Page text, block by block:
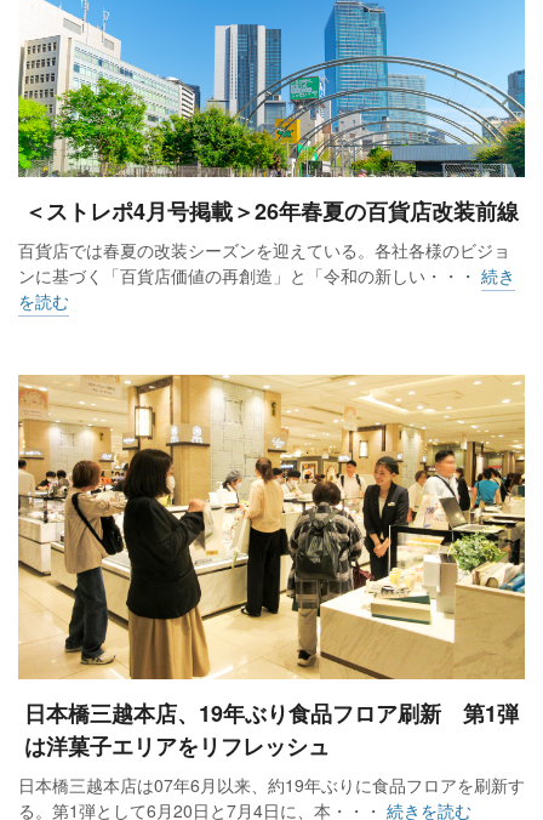
＜ストレポ4月号掲載＞26年春夏の百貨店改装前線
百貨店では春夏の改装シーズンを迎えている。各社各様のビジョ
ンに基づく「百貨店価値の再創造」と「令和の新しい・・・ 続き
を読む
日本橋三越本店、19年ぶり食品フロア刷新 第1弾
は洋菓子エリアをリフレッシュ
日本橋三越本店は07年6月以来、約19年ぶりに食品フロアを刷新す
る。第1弾として6月20日と7月4日に、本・・・ 続きを読む